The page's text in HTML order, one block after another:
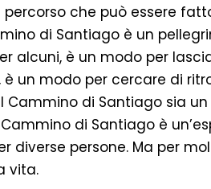
percorso che può essere
di Santiago è un
alcuni, è un modo per
un modo per cercare di
Cammino di Santiago sia
di Santiago è
diverse persone. Ma per
vita.